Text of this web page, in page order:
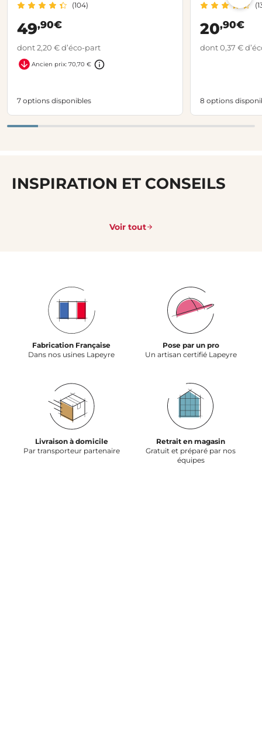
(104)
49,90€
dont 2,20 € d’éco-part
Ancien prix: 70,70 €
7 options disponibles
20,90€
dont 0,37 €
8 options
INSPIRATION ET CONSEILS
Voir tout
Fabrication Française
Dans nos usines Lapeyre
Pose par un pro
Un artisan certifié Lapeyre
Livraison à domicile
Par transporteur partenaire
Retrait en magasin
Gratuit et préparé par nos
équipes